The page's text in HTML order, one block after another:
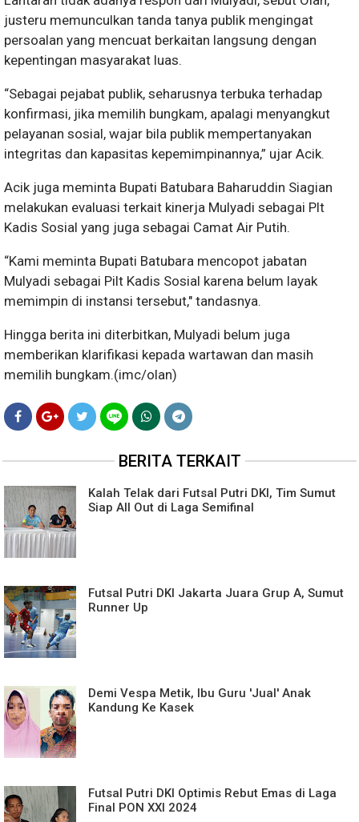
justeru memunculkan tanda tanya publik mengingat
persoalan yang mencuat berkaitan langsung dengan
kepentingan masyarakat luas.
“Sebagai pejabat publik, seharusnya terbuka terhadap
konfirmasi, jika memilih bungkam, apalagi menyangkut
pelayanan sosial, wajar bila publik mempertanyakan
integritas dan kapasitas kepemimpinannya,” ujar Acik.
Acik juga meminta Bupati Batubara Baharuddin Siagian
melakukan evaluasi terkait kinerja Mulyadi sebagai Plt
Kadis Sosial yang juga sebagai Camat Air Putih.
“Kami meminta Bupati Batubara mencopot jabatan
Mulyadi sebagai Pilt Kadis Sosial karena belum layak
memimpin di instansi tersebut," tandasnya.
Hingga berita ini diterbitkan, Mulyadi belum juga
memberikan klarifikasi kepada wartawan dan masih
memilih bungkam.(imc/olan)
BERITA TERKAIT
Kalah Telak dari Futsal Putri DKI, Tim Sumut
Siap All Out di Laga Semifinal
Futsal Putri DKI Jakarta Juara Grup A, Sumut
Runner Up
Demi Vespa Metik, Ibu Guru 'Jual' Anak
Kandung Ke Kasek
Futsal Putri DKI Optimis Rebut Emas di Laga
Final PON XXI 2024